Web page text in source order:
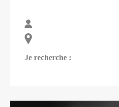
Je recherche :